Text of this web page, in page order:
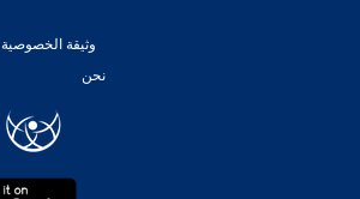
وثيقة الخصوصية
نحن